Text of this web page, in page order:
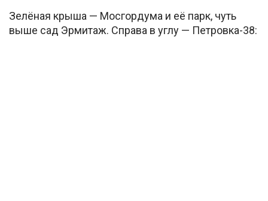
Зелёная крыша — Мосгордума и её парк, чуть
выше сад Эрмитаж. Справа в углу — Петровка-38: